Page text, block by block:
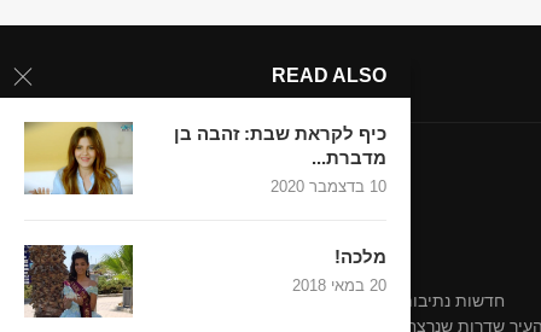
חדשות נתיבות-אופקים
שדרות שנרצחו בשבת השחורה
READ ALSO
כיף לקראת שבת: זהבה בן
מדברת...
10 בדצמבר 2020
מלכה!
20 במאי 2018